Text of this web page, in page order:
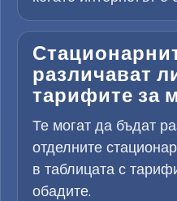
различават
тарифите за
Те могат да бъдат
отделните
в таблицата с
обадите.